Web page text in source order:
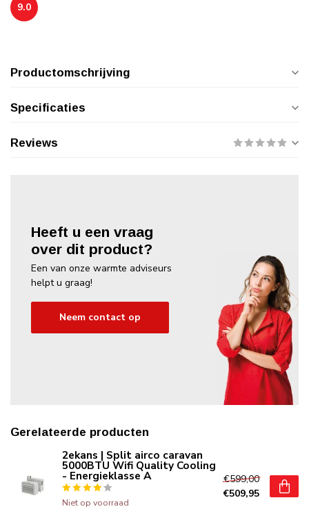
9.0
Productomschrijving
Specificaties
Reviews
Heeft u een vraag
over dit product?
Een van onze warmte adviseurs
helpt u graag!
Neem contact op
Gerelateerde producten
2ekans | Split airco caravan
5000BTU Wifi Quality Cooling
- Energieklasse A
Niet op voorraad
€599,00
€509,95